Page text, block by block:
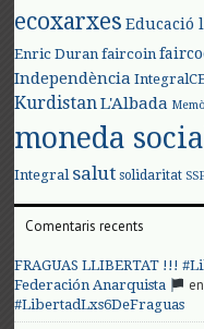
ecoxarxes Educació
Enric Duran faircoin
Independència
KurdistanL'Albada
moneda
Integral salut solidaritat
Comentaris recents
FRAGUAS LLIBERTAT !!!
Federación Anarquista
#LibertadLxs6DeFraguas